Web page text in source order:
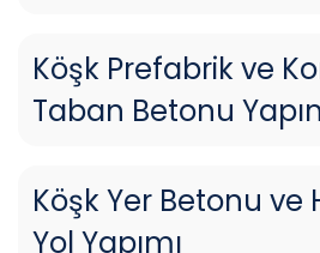
Köşk Prefabrik ve
Taban Betonu
Köşk Yer Betonu ve
Yol Yapımı